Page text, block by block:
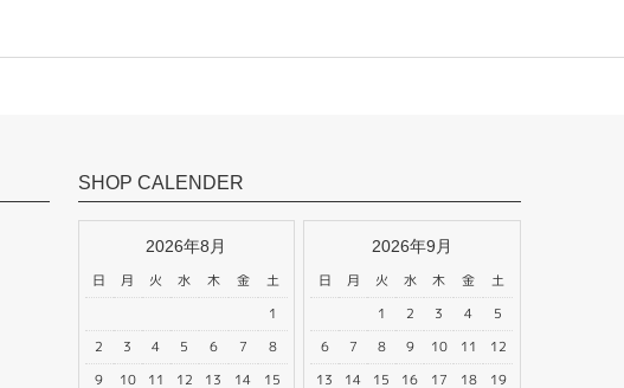
SHOP CALENDER
2026年8月
日
月 火 水 木 金
土
1
2
3 4 5 6 7
8
9
10 11 12 13 14
15
2026年9月
日
月 火 水 木 金
土
1
2 3 4
5
6
7 8 9 10 11
12
13
14 15 16 17 18
19